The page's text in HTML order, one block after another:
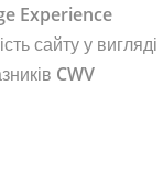
Experience
сайту у вигляді
CWV